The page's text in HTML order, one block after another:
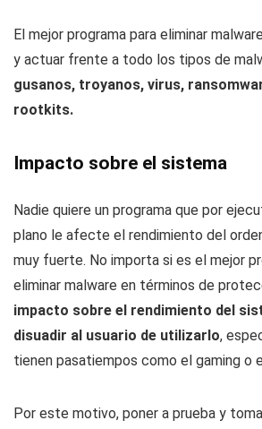
El mejor programa para eliminar
y actuar frente a todo los tipos de
gusanos, troyanos, virus,
rootkits.
Impacto sobre el sistema
Nadie quiere un programa que por
plano le afecte el rendimiento del
muy fuerte. No importa si es el mejor
eliminar malware en términos de
impacto sobre el rendimiento del
disuadir al usuario de utilizarlo,
tienen pasatiempos como el gaming o
Por este motivo, poner a prueba y